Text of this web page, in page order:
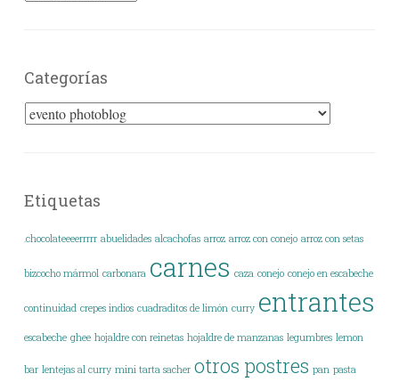
Categorías
Categorías
Etiquetas
.chocolateeeerrrrr abuelidades alcachofas arroz arroz con conejo arroz con setas
bizcocho mármol carbonara carnes caza conejo conejo en escabeche
continuidad crepes indios cuadraditos de limón curry entrantes
escabeche ghee hojaldre con reinetas hojaldre de manzanas legumbres lemon
bar lentejas al curry mini tarta sacher otros postres pan pasta